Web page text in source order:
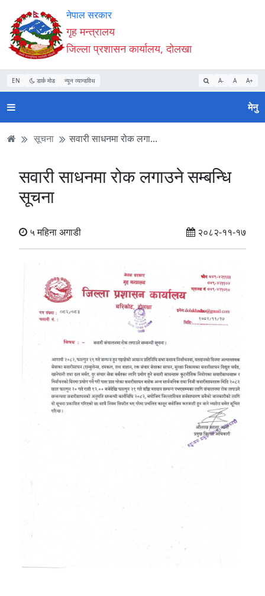
Accessibility
Mode
सुरु
गर्नुहोस्
सामाग्री
पढ्नुहाेस्
नेभिगेसन
पढ्नुहाेस्
वेबसाइट
खोजमा
जानुहोस्
नेपाल सरकार
गृह मन्त्रालय
जिल्ला प्रशासन कार्यालय, दोलखा
EN डार्क मोड न्यून व्यान्डविथ A- A A+
मेनु
सूचना सवारी साधनमा रोक लगा...
सवारी साधनमा रोक लगाउने सम्बन्धि
सूचना
५ महिना अगाडी २०८२-११-१७